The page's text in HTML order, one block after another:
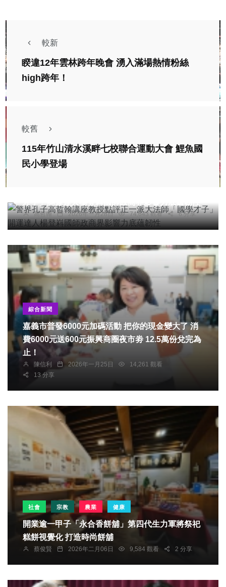
較新
睽違12年雲林跨年晚會 湧入滿場熱情粉絲
high跨年！
較舊
115年竹山清水溪畔七校聯合運動大會 鯉魚國
民小學登場
高哲翰 2026年一月28日 74,643 觀看 6 分享
綜合新聞
嘉義市普發6000元加碼活動 把你的現金變大了 消
費6000元送600元振興商圈夜市劵 12.5萬份兌完為
止！
陳信利 2026年一月25日
14,261 觀看
13 分享
社會 宗教 農業 健康
開業逾一甲子「永合香餅舖」第四代生力軍將祭祀
糕餅視覺化 打造時尚餅舖
蔡俊賢 2026年二月06日 9,584 觀看 2 分享